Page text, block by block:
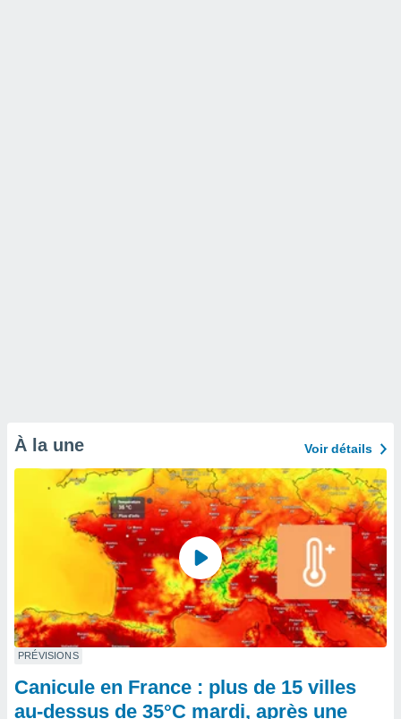
À la une Voir détails
PRÉVISIONS
Canicule en France : plus de 15 villes
au-dessus de 35°C mardi, après une